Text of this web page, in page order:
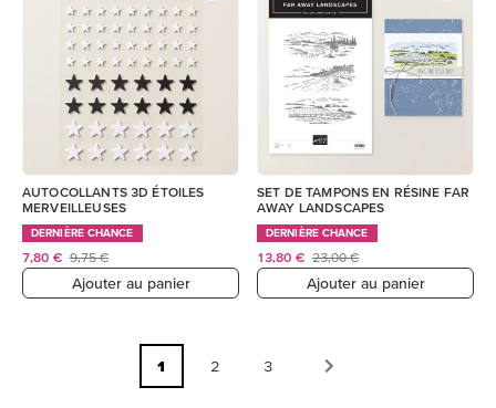
AUTOCOLLANTS 3D ÉTOILES
MERVEILLEUSES
DERNIÈRE CHANCE
7,80 € 9,75 €
Ajouter au panier
SET DE TAMPONS EN RÉSINE FAR
AWAY LANDSCAPES
DERNIÈRE CHANCE
13,80 € 23,00 €
Ajouter au panier
1 2 3